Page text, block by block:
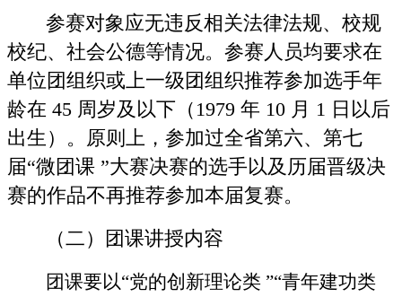
参赛对象应无违反相关法律法规、校规
校纪、社会公德等情况。参赛人员均要求在
单位团组织或上一级团组织推荐参加选手年
龄在 45 周岁及以下（1979 年 10 月 1 日以后
出生）。原则上，参加过全省第六、第七
届“微团课 ”大赛决赛的选手以及历届晋级决
赛的作品不再推荐参加本届复赛。
（二）团课讲授内容
团课要以“党的创新理论类 ”“青年建功类